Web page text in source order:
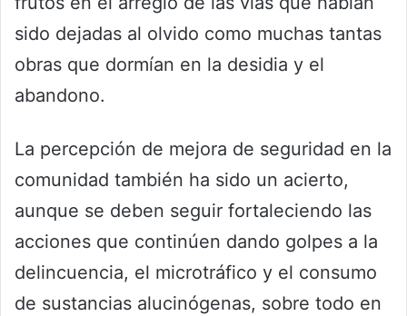
sido dejadas al olvido como muchas tantas
obras que dormían en la desidia y el
abandono.
La percepción de mejora de seguridad en la
comunidad también ha sido un acierto,
aunque se deben seguir fortaleciendo las
acciones que continúen dando golpes a la
delincuencia, el microtráfico y el consumo
de sustancias alucinógenas, sobre todo en